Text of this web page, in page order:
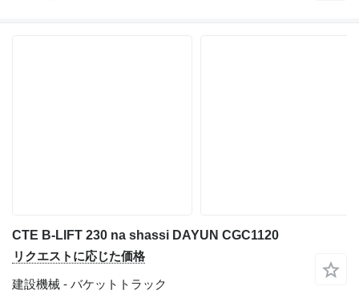
CTE B-LIFT 230 na shassi DAYUN CGC1120
リクエストに応じた価格
建設機械 - バケットトラック